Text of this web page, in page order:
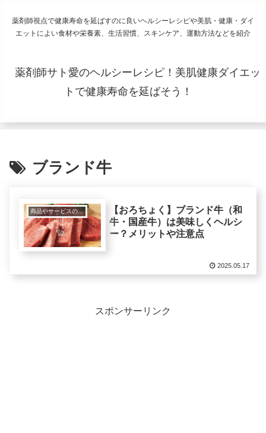
薬剤師視点で健康寿命を延ばすのに良いヘルシーレシピや美肌・健康・ダイ
エットによい食材や栄養素、生活習慣、スキンケア、運動方法などを紹介
薬剤師サト愛のヘルシーレシピ！美肌健康ダイエッ
トで健康寿命を延ばそう！
ブランド牛
商品やサービスの紹介レビュー
【おろちょく】ブランド牛（和
牛・国産牛）は美味しくヘルシ
ー？メリットや注意点
2025.05.17
スポンサーリンク